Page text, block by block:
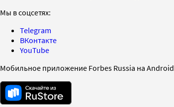
Мы в соцсетях:
Telegram
ВКонтакте
YouTube
Мобильное приложение Forbes Russia на Android